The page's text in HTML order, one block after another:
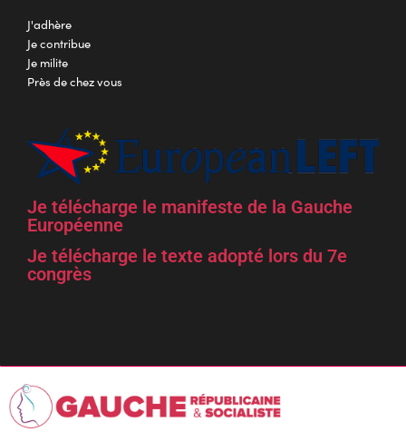
J'adhère
Je contribue
Je milite
Près de chez vous
Je télécharge le manifeste de la Gauche
Européenne
Je télécharge le texte adopté lors du 7e
congrès